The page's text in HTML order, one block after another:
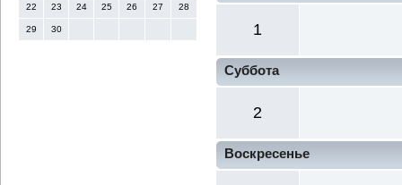
22 23 24 25 26 27 28
29 30 1
Суббота
2
Воскресенье